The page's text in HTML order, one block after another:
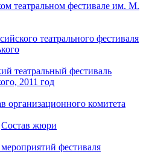
театральном фестивале им. М.
театрального фестиваля
театральный фестиваль
2011 год
организационного комитета
Состав жюри
фестиваля